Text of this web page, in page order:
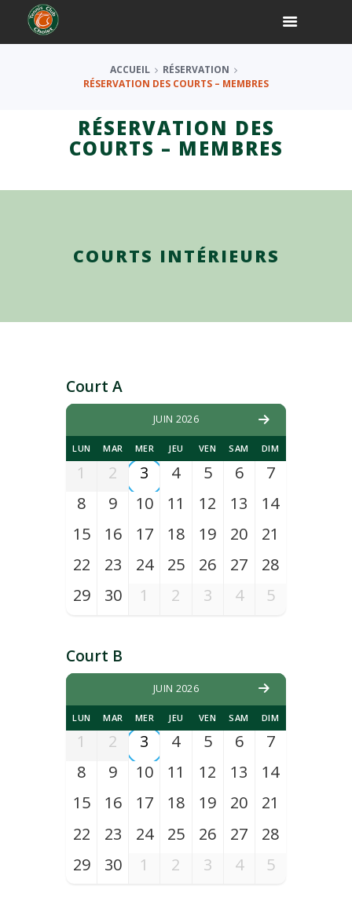
ACCUEIL
RÉSERVATION
RÉSERVATION DES COURTS – MEMBRES
RÉSERVATION DES
COURTS – MEMBRES
COURTS INTÉRIEURS
Court A
JUIN 2026
LUN MAR MER JEU VEN SAM DIM
1 2 3 4 5 6
7
8
9 10 11 12 13
14
15
16 17 18 19 20
21
22
23 24 25 26 27
28
29
30 1 2 3 4 5
Court B
JUIN 2026
LUN MAR MER JEU VEN SAM DIM
1 2 3 4 5 6
7
8
9 10 11 12 13
14
15
16 17 18 19 20
21
22
23 24 25 26 27
28
29
30 1 2 3 4 5